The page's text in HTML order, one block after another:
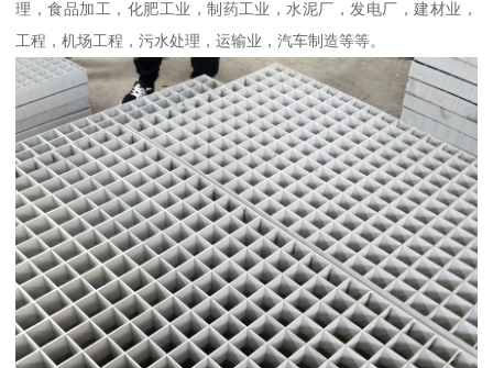
理，食品加工，化肥工业，制药工业，水泥厂，发电厂，建材业，
工程，机场工程，污水处理，运输业，汽车制造等等。